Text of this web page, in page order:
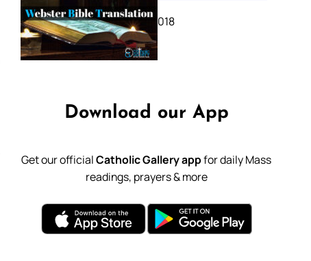
October 11, 2018
Download our App
Get our officialCatholic Gallery appfor daily Mass
readings, prayers & more